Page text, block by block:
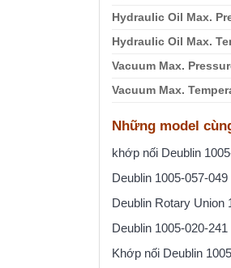
Hydraulic Oil Max.
Hydraulic Oil Max.
Vacuum Max.
Vacuum Max.
Những model
khớp nối Deublin
Deublin 1005-057-049
Deublin Rotary Union
Deublin 1005-020-241
Khớp nối Deublin